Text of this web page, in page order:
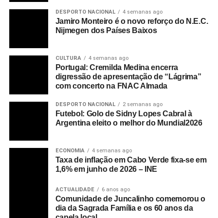
DESPORTO NACIONAL 4 semanas ago
Jamiro Monteiro é o novo reforço do N.E.C.
Nijmegen dos Países Baixos
CULTURA 4 semanas ago
Portugal: Cremilda Medina encerra
digressão de apresentação de “Lágrima”
com concerto na FNAC Almada
DESPORTO NACIONAL 2 semanas ago
Futebol: Golo de Sidny Lopes Cabral à
Argentina eleito o melhor do Mundial2026
ECONOMIA 4 semanas ago
Taxa de inflação em Cabo Verde fixa-se em
1,6% em junho de 2026 – INE
ACTUALIDADE 6 anos ago
Comunidade de Juncalinho comemorou o
dia da Sagrada Família e os 60 anos da